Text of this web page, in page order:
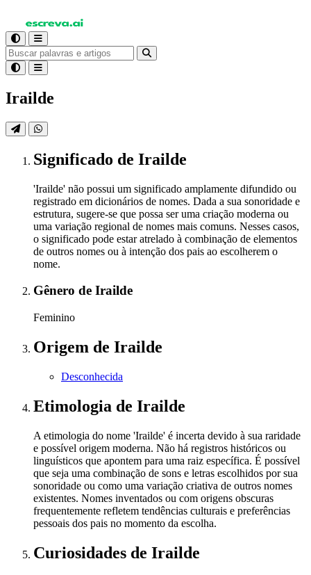
Irailde
Significado de Irailde
'Irailde' não possui um significado amplamente difundido ou
registrado em dicionários de nomes. Dada a sua sonoridade e
estrutura, sugere-se que possa ser uma criação moderna ou
uma variação regional de nomes mais comuns. Nesses casos,
o significado pode estar atrelado à combinação de elementos
de outros nomes ou à intenção dos pais ao escolherem o
nome.
Gênero de Irailde
Feminino
Origem de Irailde
Desconhecida
Etimologia de Irailde
A etimologia do nome 'Irailde' é incerta devido à sua raridade
e possível origem moderna. Não há registros históricos ou
linguísticos que apontem para uma raiz específica. É possível
que seja uma combinação de sons e letras escolhidos por sua
sonoridade ou como uma variação criativa de outros nomes
existentes. Nomes inventados ou com origens obscuras
frequentemente refletem tendências culturais e preferências
pessoais dos pais no momento da escolha.
Curiosidades de Irailde